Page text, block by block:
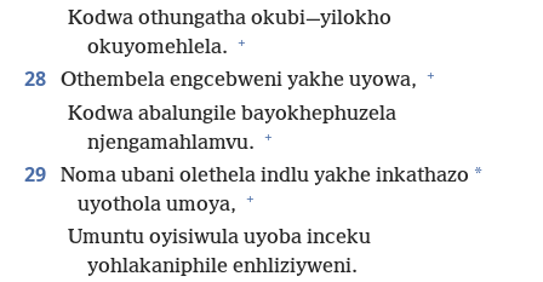
Kodwa othungatha okubi—yilokho
okuyomehlela. +
28 Othembela engcebweni yakhe uyowa, +
Kodwa abalungile bayokhephuzela
njengamahlamvu. +
29 Noma ubani olethela indlu yakhe inkathazo *
uyothola umoya, +
Umuntu oyisiwula uyoba inceku
yohlakaniphile enhliziyweni.